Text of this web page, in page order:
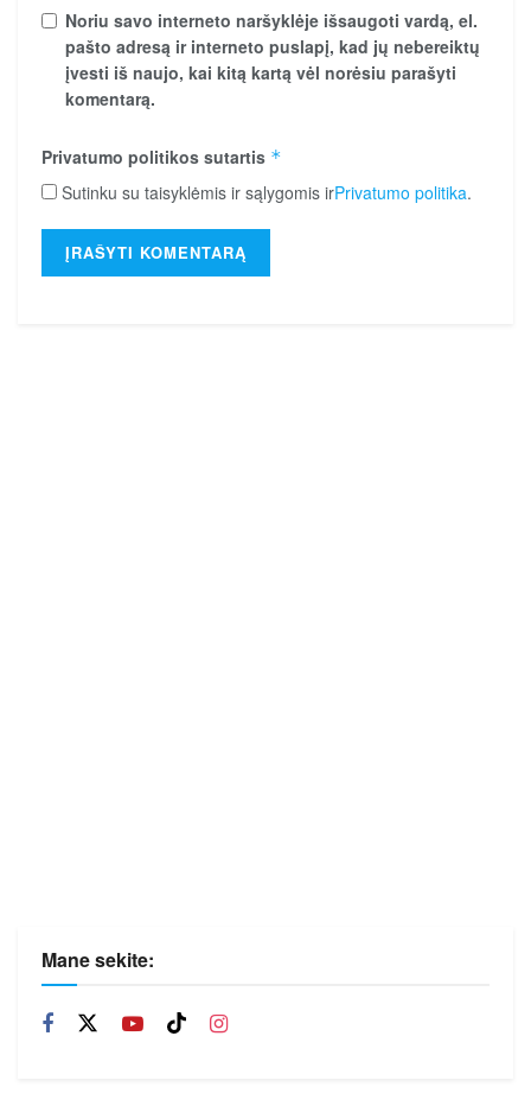
Noriu savo interneto naršyklėje išsaugoti vardą, el.
pašto adresą ir interneto puslapį, kad jų nebereiktų
įvesti iš naujo, kai kitą kartą vėl norėsiu parašyti
komentarą.
Privatumo politikos sutartis *
Sutinku su taisyklėmis ir sąlygomis irPrivatumo politika.
Mane sekite: